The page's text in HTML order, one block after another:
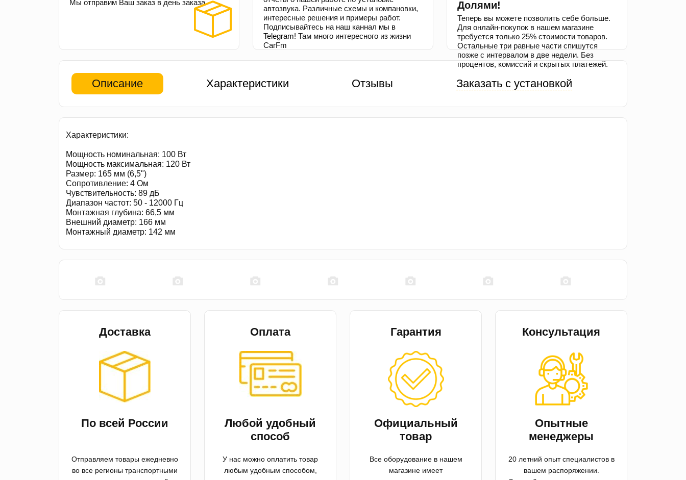
Мы отправим Ваш заказ в день заказа.
автозвука. Различные схемы и компановки,
интересные решения и примеры работ.
Подписывайтесь на наш каннал мы в
Telegram! Там много интересного из жизни
CarFm
Долями!
Теперь вы можете позволить себе больше.
Для онлайн-покупок в нашем магазине
требуется только 25% стоимости товаров.
Остальные три равные части спишутся
позже с интервалом в две недели. Без
процентов, комиссий и скрытых платежей.
Описание Характеристики Отзывы Заказать с установкой
Характеристики:
Мощность номинальная: 100 Вт
Мощность максимальная: 120 Вт
Размер: 165 мм (6,5")
Сопротивление: 4 Ом
Чувствительность: 89 дБ
Диапазон частот: 50 - 12000 Гц
Монтажная глубина: 66,5 мм
Внешний диаметр: 166 мм
Монтажный диаметр: 142 мм
Доставка
По всей России
Отправляем товары ежедневно
во все регионы транспортными
Оплата
Любой удобный
способ
У нас можно оплатить товар
любым удобным способом,
Гарантия
Официальный
товар
Все оборудование в нашем
магазине имеет
Консультация
Опытные
менеджеры
20 летний опыт специалистов в
вашем распоряжении.